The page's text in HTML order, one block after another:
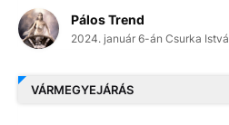
Pálos Trend
2024. január 6-án Csurka
VÁRMEGYEJÁRÁS